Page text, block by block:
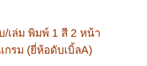
/เล่ม พิมพ์ 1 สี 2 หน้า
รม (ยี่ห้อดับเบิ้ลA)